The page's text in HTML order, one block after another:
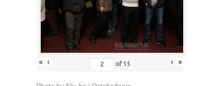
« ‹ of 15 › »